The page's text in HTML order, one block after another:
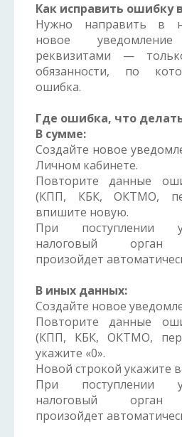
Как исправить ошибку
Нужно направить в
новое
реквизитами —
обязанности, по
ошибка.
Где ошибка, что
В сумме:
Создайте новое
Личном кабинете.
Повторите данные
(КПП, КБК, ОКТМО,
впишите новую.
При поступлении
налоговый орган
произойдет
В иных данных:
Создайте новое
Повторите данные
(КПП, КБК, ОКТМО,
укажите «0».
Новой строкой укажите
При поступлении
налоговый орган
произойдет